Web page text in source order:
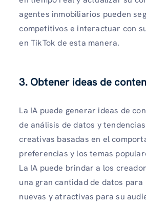
agentes inmobiliarios pueden
competitivos e interactuar con
en TikTok de esta manera.
3. Obtener ideas de
La IA puede generar ideas de
de análisis de datos y
creativas basadas en el
preferencias y los temas
La IA puede brindar a los
una gran cantidad de datos
nuevas y atractivas para su